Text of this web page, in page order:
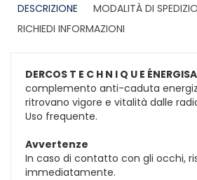
DESCRIZIONE
MODALITÀ DI
RICHIEDI INFORMAZIONI
DERCOS T E C H N I Q U E
complemento anti-caduta
ritrovano vigore e vitalità dalle
Uso frequente.
Avvertenze
In caso di contatto con gli occhi,
immediatamente.